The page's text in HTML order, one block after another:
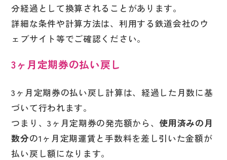
分経過として換算されることがあります。
詳細な条件や計算方法は、利用する鉄道会社のウ
ェブサイト等でご確認ください。
3ヶ月定期券の払い戻し
3ヶ月定期券の払い戻し計算は、経過した月数に基
づいて行われます。
つまり、3ヶ月定期券の発売額から、使用済みの月
数分の1ヶ月定期運賃と手数料を差し引いた金額が
払い戻し額になります。